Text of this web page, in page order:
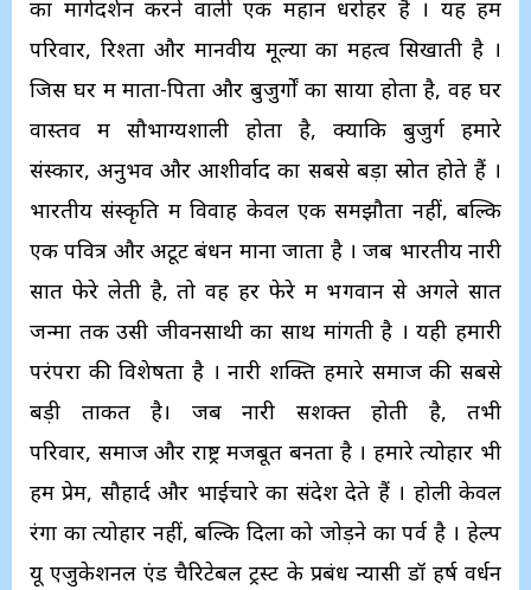
का मार्गदर्शन करने वाली एक महान धरोहर है । यह हमें
परिवार, रिश्तों और मानवीय मूल्यों का महत्व सिखाती है ।
जिस घर में माता-पिता और बुजुर्गों का साया होता है, वह घर
वास्तव में सौभाग्यशाली होता है, क्योंकि बुजुर्ग हमारे
संस्कार, अनुभव और आशीर्वाद का सबसे बड़ा स्रोत होते हैं ।
भारतीय संस्कृति में विवाह केवल एक समझौता नहीं, बल्कि
एक पवित्र और अटूट बंधन माना जाता है । जब भारतीय नारी
सात फेरे लेती है, तो वह हर फेरे में भगवान से अगले सात
जन्मों तक उसी जीवनसाथी का साथ मांगती है । यही हमारी
परंपरा की विशेषता है । नारी शक्ति हमारे समाज की सबसे
बड़ी ताकत है। जब नारी सशक्त होती है, तभी
परिवार, समाज और राष्ट्र मजबूत बनता है । हमारे त्योहार भी
हमें प्रेम, सौहार्द और भाईचारे का संदेश देते हैं । होली केवल
रंगों का त्योहार नहीं, बल्कि दिलों को जोड़ने का पर्व है । हेल्प
यू एजुकेशनल एंड चैरिटेबल ट्रस्ट के प्रबंध न्यासी डॉ हर्ष वर्धन